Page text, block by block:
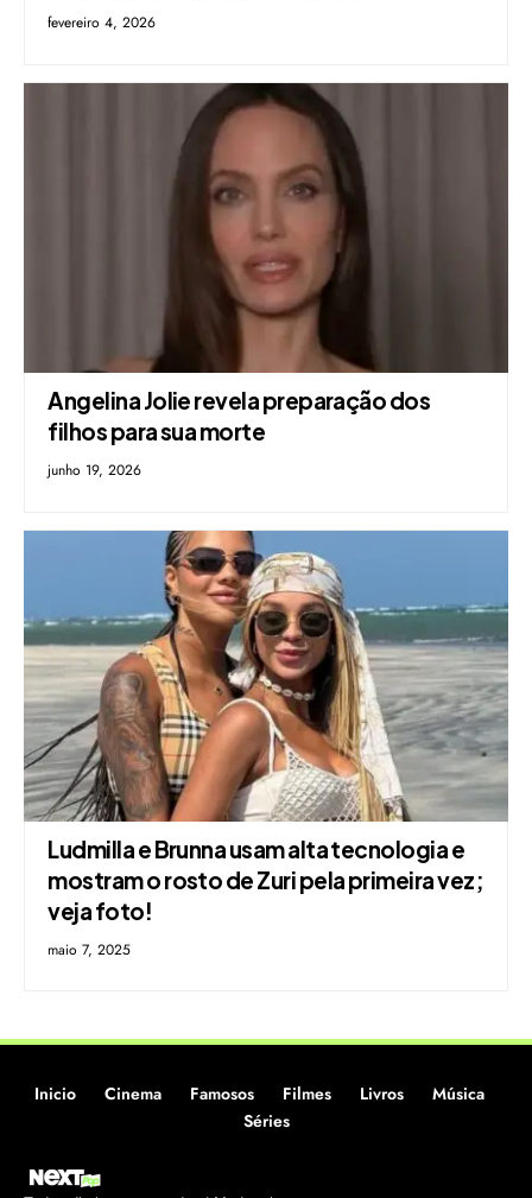
fevereiro 4, 2026
Angelina Jolie revela preparação dos
filhos para sua morte
junho 19, 2026
Ludmilla e Brunna usam alta tecnologia e
mostram o rosto de Zuri pela primeira vez;
veja foto!
maio 7, 2025
Inicio Cinema Famosos Filmes Livros
Música
Séries